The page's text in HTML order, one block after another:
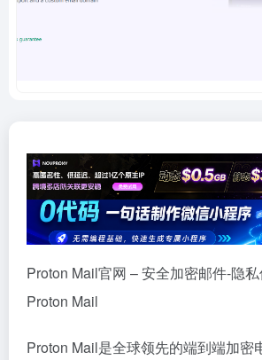
Proton Mail官网 – 安全加密邮件-隐
Proton Mail
Proton Mail是全球领先的端到端加密